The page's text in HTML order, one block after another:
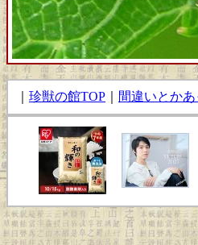
珍獣の館TOP 間違いとか